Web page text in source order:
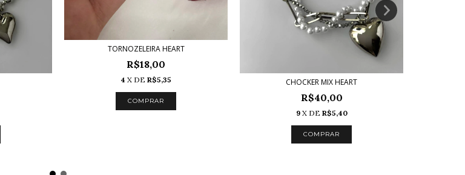
TORNOZELEIRA HEART
R$18,00
4 X DE R$5,35
COMPRAR
CHOCKER MIX HEART
R$40,00
9 X DE R$5,40